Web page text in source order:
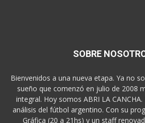
SOBRE
Bienvenidos a una nueva etapa. Ya no
sueño que comenzó en julio de 2008
integral. Hoy somos ABRI LA
análisis del fútbol argentino. Con su
Gráfica (20 a 21hs) y un staff